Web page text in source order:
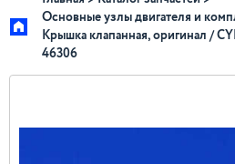
Основные узлы двигателя и
Крышка клапанная, оригинал /
46306